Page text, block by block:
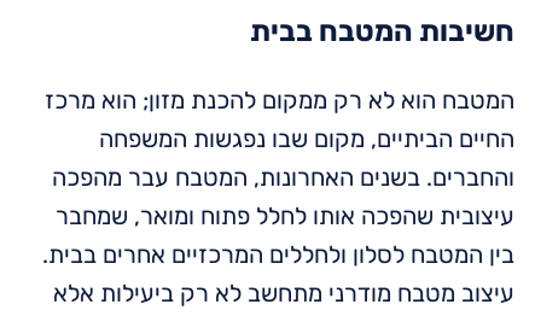
חשיבות המטבח בבית
המטבח הוא לא רק ממקום להכנת מזון; הוא מרכז
החיים הביתיים, מקום שבו נפגשות המשפחה
והחברים. בשנים האחרונות, המטבח עבר מהפכה
עיצובית שהפכה אותו לחלל פתוח ומואר, שמחבר
בין המטבח לסלון ולחללים המרכזיים אחרים בבית.
עיצוב מטבח מודרני מתחשב לא רק ביעילות אלא